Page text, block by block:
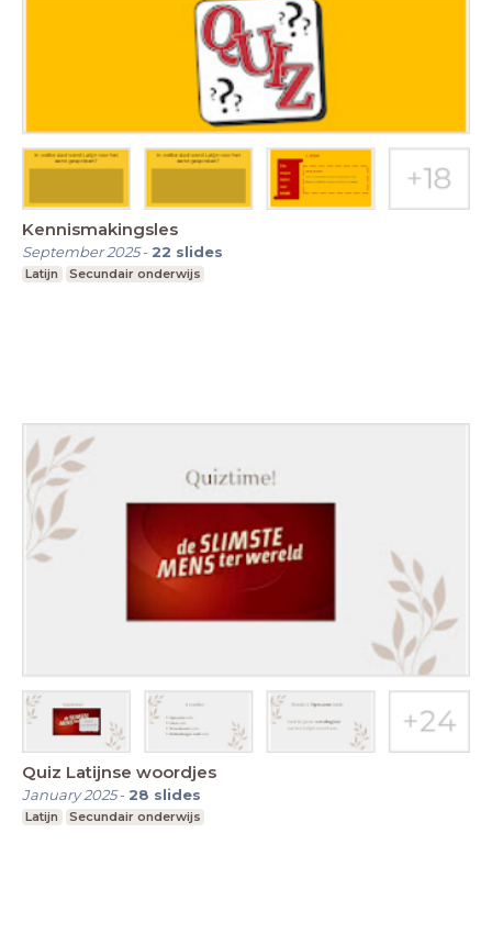
Kennismakingsles
September 2025- 22 slides
Latijn Secundair onderwijs
Quiz Latijnse woordjes
January 2025- 28 slides
Latijn Secundair onderwijs